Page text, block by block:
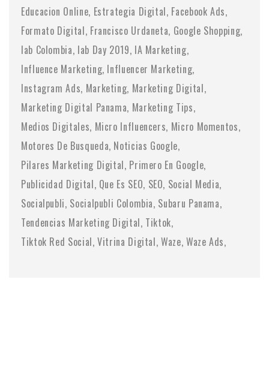
Educacion Online Estrategia Digital Facebook Ads
Formato Digital Francisco Urdaneta Google Shopping
Iab Colombia Iab Day 2019 IA Marketing
Influence Marketing Influencer Marketing
Instagram Ads Marketing Marketing Digital
Marketing Digital Panama Marketing Tips
Medios Digitales Micro Influencers Micro Momentos
Motores De Busqueda Noticias Google
Pilares Marketing Digital Primero En Google
Publicidad Digital Que Es SEO SEO Social Media
Socialpubli Socialpubli Colombia Subaru Panama
Tendencias Marketing Digital Tiktok
Tiktok Red Social Vitrina Digital Waze Waze Ads